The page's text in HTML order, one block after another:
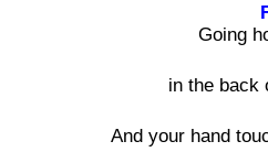
Going
in the back
And your hand